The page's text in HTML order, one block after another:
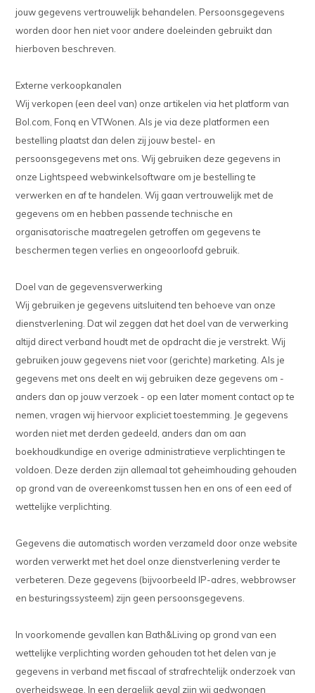
jouw gegevens vertrouwelijk behandelen. Persoonsgegevens
worden door hen niet voor andere doeleinden gebruikt dan
hierboven beschreven.
Externe verkoopkanalen
Wij verkopen (een deel van) onze artikelen via het platform van
Bol.com, Fonq en VTWonen. Als je via deze platformen een
bestelling plaatst dan delen zij jouw bestel- en
persoonsgegevens met ons. Wij gebruiken deze gegevens in
onze Lightspeed webwinkelsoftware om je bestelling te
verwerken en af te handelen. Wij gaan vertrouwelijk met de
gegevens om en hebben passende technische en
organisatorische maatregelen getroffen om gegevens te
beschermen tegen verlies en ongeoorloofd gebruik.
Doel van de gegevensverwerking
Wij gebruiken je gegevens uitsluitend ten behoeve van onze
dienstverlening. Dat wil zeggen dat het doel van de verwerking
altijd direct verband houdt met de opdracht die je verstrekt. Wij
gebruiken jouw gegevens niet voor (gerichte) marketing. Als je
gegevens met ons deelt en wij gebruiken deze gegevens om -
anders dan op jouw verzoek - op een later moment contact op te
nemen, vragen wij hiervoor expliciet toestemming. Je gegevens
worden niet met derden gedeeld, anders dan om aan
boekhoudkundige en overige administratieve verplichtingen te
voldoen. Deze derden zijn allemaal tot geheimhouding gehouden
op grond van de overeenkomst tussen hen en ons of een eed of
wettelijke verplichting.
Gegevens die automatisch worden verzameld door onze website
worden verwerkt met het doel onze dienstverlening verder te
verbeteren. Deze gegevens (bijvoorbeeld IP-adres, webbrowser
en besturingssysteem) zijn geen persoonsgegevens.
In voorkomende gevallen kan Bath&Living op grond van een
wettelijke verplichting worden gehouden tot het delen van je
gegevens in verband met fiscaal of strafrechtelijk onderzoek van
overheidswege. In een dergelijk geval zijn wij gedwongen